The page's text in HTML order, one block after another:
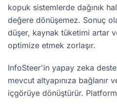
kopuk sistemlerde dağınık
değere dönüşemez. Sonuç
düşer, kaynak tüketimi artar
optimize etmek zorlaşır.
InfoSteer'in yapay zeka
mevcut altyapınıza bağlanır
içgörüye dönüştürür.